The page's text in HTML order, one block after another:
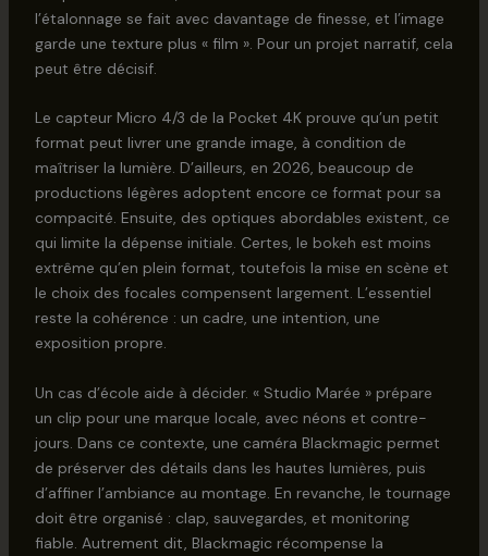
l’étalonnage se fait avec davantage de finesse, et l’image
garde une texture plus « film ». Pour un projet narratif, cela
peut être décisif.
Le capteur Micro 4/3 de la Pocket 4K prouve qu’un petit
format peut livrer une grande image, à condition de
maîtriser la lumière. D’ailleurs, en 2026, beaucoup de
productions légères adoptent encore ce format pour sa
compacité. Ensuite, des optiques abordables existent, ce
qui limite la dépense initiale. Certes, le bokeh est moins
extrême qu’en plein format, toutefois la mise en scène et
le choix des focales compensent largement. L’essentiel
reste la cohérence : un cadre, une intention, une
exposition propre.
Un cas d’école aide à décider. « Studio Marée » prépare
un clip pour une marque locale, avec néons et contre-
jours. Dans ce contexte, une caméra Blackmagic permet
de préserver des détails dans les hautes lumières, puis
d’affiner l’ambiance au montage. En revanche, le tournage
doit être organisé : clap, sauvegardes, et monitoring
fiable. Autrement dit, Blackmagic récompense la